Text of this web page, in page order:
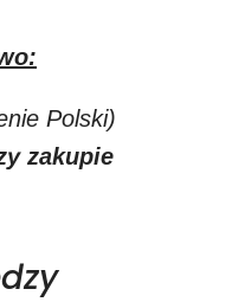
Polski)
zakupie